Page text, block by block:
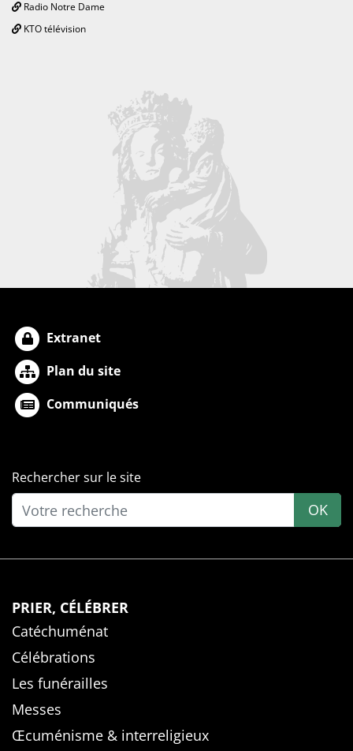
Radio Notre Dame
KTO télévision
Extranet
Plan du site
Communiqués
Rechercher sur le site
OK
PRIER, CÉLÉBRER
Catéchuménat
Célébrations
Les funérailles
Messes
Œcuménisme & interreligieux